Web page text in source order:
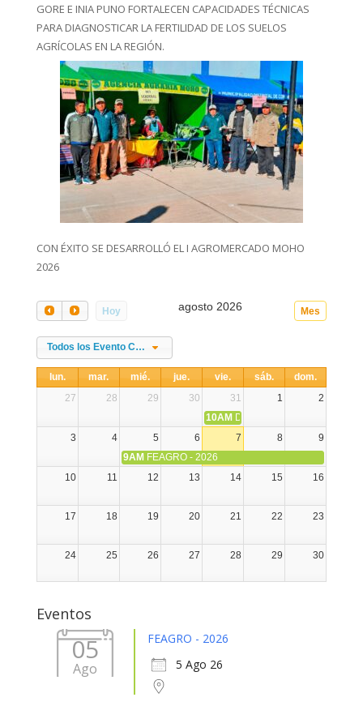
GORE E INIA PUNO FORTALECEN CAPACIDADES TÉCNICAS
PARA DIAGNOSTICAR LA FERTILIDAD DE LOS SUELOS
AGRÍCOLAS EN LA REGIÓN.
CON ÉXITO SE DESARROLLÓ EL I AGROMERCADO MOHO
2026
Hoy Mes
agosto 2026
Todos los Evento Categories
lun. mar. mié. jue. vie. sáb.
dom.
27
28 29 30 31 1
2
10AM DIA NACIONAL DE LA
3
4 5 6 7 8
9
9AM FEAGRO - 2026
10
11 12 13 14 15 16
17 18 19 20 21 22 23
24 25 26 27 28 29 30
Eventos
05
Ago
FEAGRO - 2026
5 Ago 26